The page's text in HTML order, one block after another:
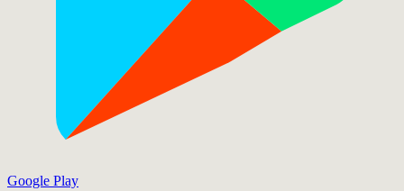
Google Play